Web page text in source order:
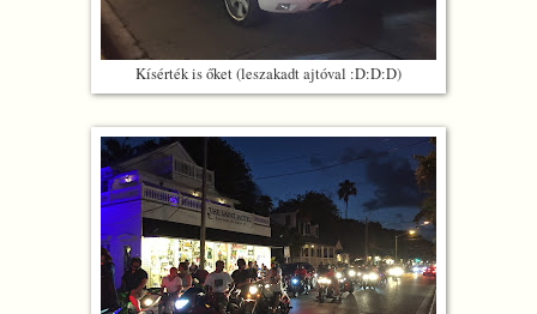
Kísérték is őket (leszakadt ajtóval :D:D:D)